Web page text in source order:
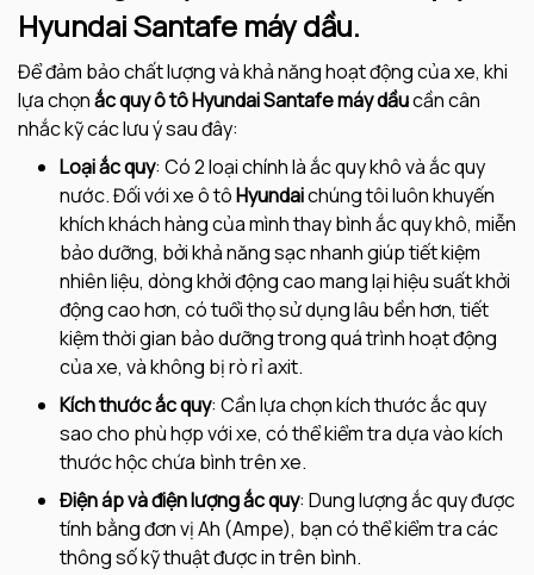
Hyundai Santafe máy dầu.
Để đảm bảo chất lượng và khả năng hoạt động của xe, khi
lựa chọnắc quy ô tôHyundai Santafe máy dầucần cân
nhắc kỹ các lưu ý sau đây:
Loại ắc quy: Có 2 loại chính là ắc quy khô và ắc quy
nước. Đối với xe ô tôHyundaichúng tôi luôn khuyến
khích khách hàng của mình thay bình ắc quy khô, miễn
bảo dưỡng, bởi khả năng sạc nhanh giúp tiết kiệm
nhiên liệu, dòng khởi động cao mang lại hiệu suất khởi
động cao hơn, có tuổi thọ sử dụng lâu bền hơn, tiết
kiệm thời gian bảo dưỡng trong quá trình hoạt động
của xe, và không bị rò rỉ axit.
Kích thước ắc quy: Cần lựa chọn kích thước ắc quy
sao cho phù hợp với xe, có thể kiểm tra dựa vào kích
thước hộc chứa bình trên xe.
Điện áp và điện lượng ắc quy: Dung lượng ắc quy được
tính bằng đơn vị Ah (Ampe), bạn có thể kiểm tra các
thông số kỹ thuật được in trên bình.